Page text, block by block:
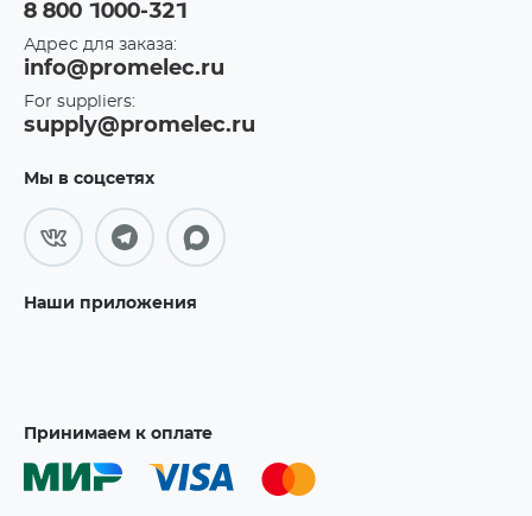
8 800 1000-321
Адрес для заказа:
info@promelec.ru
For suppliers:
supply@promelec.ru
Мы в соцсетях
Наши приложения
Принимаем к оплате